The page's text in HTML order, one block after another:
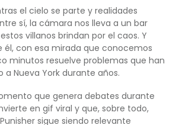
el cielo se parte y realidades
sí, la cámara nos lleva a un bar
villanos brindan por el caos. Y
él, con esa mirada que conocemos
minutos resuelve problemas que han
Nueva York durante años.
que genera debates durante
en gif viral y que, sobre todo,
sigue siendo relevante